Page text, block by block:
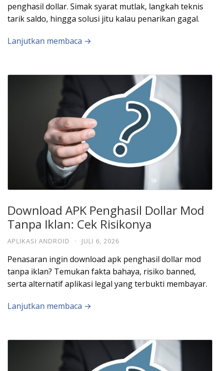
penghasil dollar. Simak syarat mutlak, langkah teknis
tarik saldo, hingga solusi jitu kalau penarikan gagal.
Lanjutkan membaca →
Download APK Penghasil Dollar Mod
Tanpa Iklan: Cek Risikonya
APLIKASI ANDROID · JULI 6, 2026
Penasaran ingin download apk penghasil dollar mod
tanpa iklan? Temukan fakta bahaya, risiko banned,
serta alternatif aplikasi legal yang terbukti membayar.
Lanjutkan membaca →